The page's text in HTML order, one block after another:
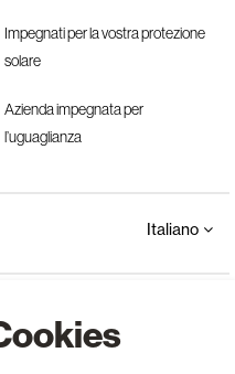
Impegnati per la vostra protezione
solare
Azienda impegnata per
l’uguaglianza
Italiano